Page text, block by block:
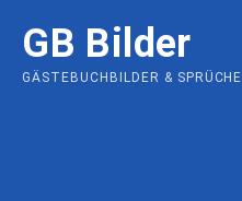
content
GB Bilder
GÄSTEBUCHBILDER & SPRÜCHE